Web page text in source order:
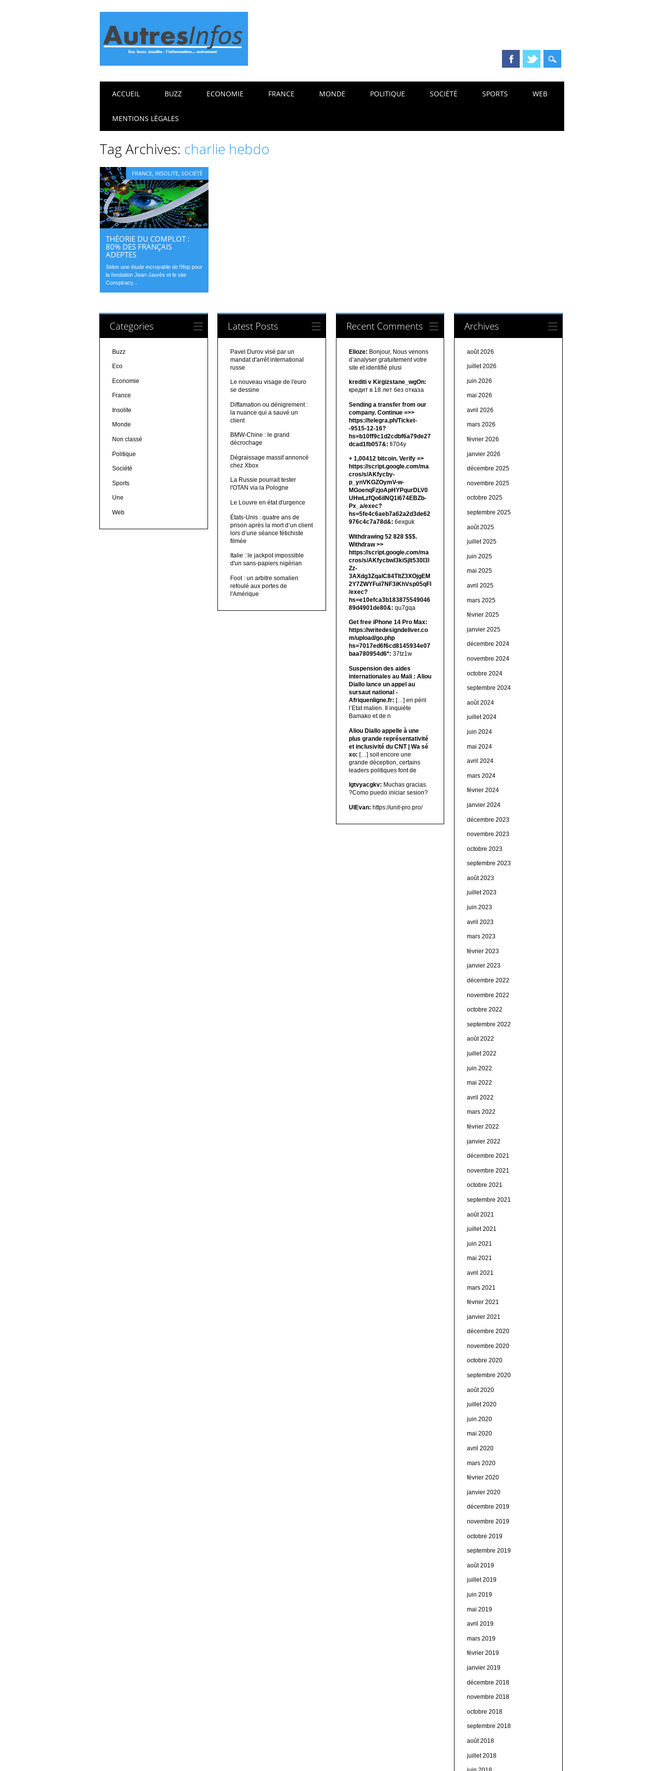
Main menu
ACCUEIL BUZZ ECONOMIE FRANCE MONDE POLITIQUE SOCIÉTÉ SPORTS WEB
MENTIONS LÉGALES
Tag Archives: charlie hebdo
FRANCE, INSOLITE,SOCIÉTÉ
THÉORIE DU COMPLOT :
80% DES FRANÇAIS
ADEPTES
Selon une étude incroyable de l’Ifop pour
la fondation Jean-Jaurès et le site
Conspiracy...
Categories
Buzz
Eco
Economie
France
Insolite
Monde
Non classé
Politique
Société
Sports
Une
Web
Latest Posts
Pavel Durov visé par un
mandat d'arrêt international
russe
Le nouveau visage de l'euro
se dessine
Diffamation ou dénigrement :
la nuance qui a sauvé un
client
BMW-Chine : le grand
décrochage
Dégraissage massif annoncé
chez Xbox
La Russie pourrait tester
l'OTAN via la Pologne
Le Louvre en état d'urgence
États-Unis : quatre ans de
prison après la mort d’un client
lors d’une séance fétichiste
filmée
Italie : le jackpot impossible
d'un sans-papiers nigérian
Foot : un arbitre somalien
refoulé aux portes de
l'Amérique
Recent Comments
Elioze: Bonjour, Nous venons
d’analyser gratuitement votre
site et identifié plusi
krediti v Kirgizstane_wgOn:
кредит в 18 лет без отказа
Sending a transfer from our
company. Continue =>>
https://telegra.ph/Ticket-
-9515-12-16?
hs=b10ff9c1d2cdbf6a79de27
dcad1fb057&: fi704y
+ 1,00412 bitсоin. Verify =>
https://script.google.com/ma
cros/s/AKfycby-
p_ynVKGZOymV-w-
MGoenqFzjoApHYPqurDLV0
UHwLzfQo6ilNQ1l674EBZb-
Px_a/exec?
hs=5fe4c6aeb7a62a2d3de62
976c4c7a78d&: 6exguk
Withdrawing 52 828 $$$.
Withdrаw >>
https://script.google.com/ma
cros/s/AKfycbwl3kiSjlt530I3l
Zz-
3AXdg3ZqalC84TltZ3XOjgEM
2Y7ZWYFui7NF3iKhVsp05qFl
/exec?
hs=e10efca3b183875549046
89d4901de80&: qu7gqa
Get free iPhone 14 Pro Max:
https://writedesigndeliver.co
m/upload/go.php
hs=7017ed6f6cd8145934e07
baa780954d6*: 37tz1w
Suspension des aides
internationales au Mali : Aliou
Diallo lance un appel au
sursaut national -
Afriquenligne.fr: […] en péril
l’Etat malien. Il inquiète
Bamako et de n
Aliou Diallo appelle à une
plus grande représentativité
et inclusivité du CNT | Wa sé
xo: […] soit encore une
grande déception, certains
leaders politiques font de
lgtvyacgkv: Muchas gracias.
?Como puedo iniciar sesion?
UIEvan: https://unit-pro.pro/
Archives
août 2026
juillet 2026
juin 2026
mai 2026
avril 2026
mars 2026
février 2026
janvier 2026
décembre 2025
novembre 2025
octobre 2025
septembre 2025
août 2025
juillet 2025
juin 2025
mai 2025
avril 2025
mars 2025
février 2025
janvier 2025
décembre 2024
novembre 2024
octobre 2024
septembre 2024
août 2024
juillet 2024
juin 2024
mai 2024
avril 2024
mars 2024
février 2024
janvier 2024
décembre 2023
novembre 2023
octobre 2023
septembre 2023
août 2023
juillet 2023
juin 2023
avril 2023
mars 2023
février 2023
janvier 2023
décembre 2022
novembre 2022
octobre 2022
septembre 2022
août 2022
juillet 2022
juin 2022
mai 2022
avril 2022
mars 2022
février 2022
janvier 2022
décembre 2021
novembre 2021
octobre 2021
septembre 2021
août 2021
juillet 2021
juin 2021
mai 2021
avril 2021
mars 2021
février 2021
janvier 2021
décembre 2020
novembre 2020
octobre 2020
septembre 2020
août 2020
juillet 2020
juin 2020
mai 2020
avril 2020
mars 2020
février 2020
janvier 2020
décembre 2019
novembre 2019
octobre 2019
septembre 2019
août 2019
juillet 2019
juin 2019
mai 2019
avril 2019
mars 2019
février 2019
janvier 2019
décembre 2018
novembre 2018
octobre 2018
septembre 2018
août 2018
juillet 2018